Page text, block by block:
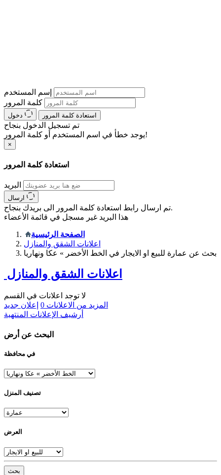
إسم المستخدم
كلمة المرور
استعادة كلمة المرور
تم تسجيل الدخول بنجاح
يوجد خطأ في اسم المستخدم أو كلمة المرور!
×
استعادة كلمة المرور
البريد
تم ارسال رابط استعادة كلمة المرور الى بريدك بنجاح.
هذا البريد غير مسجل في قائمة الأعضاء
الصفحة الرئيسية
اعلانات الشقق والمنازل
بحث عن عمارة للبيع او الايجار في الخط الأخضر » عكا ونهاريا
اعلانات الشقق والمنازل
لا توجد اعلانات في القسم
المزيد من الاعلانات 0 إعلان جديد
أرشيف الإعلانات المنتهية
البحث عن أرض
في محافظة
تصنيف المنزل
العرض
بحث